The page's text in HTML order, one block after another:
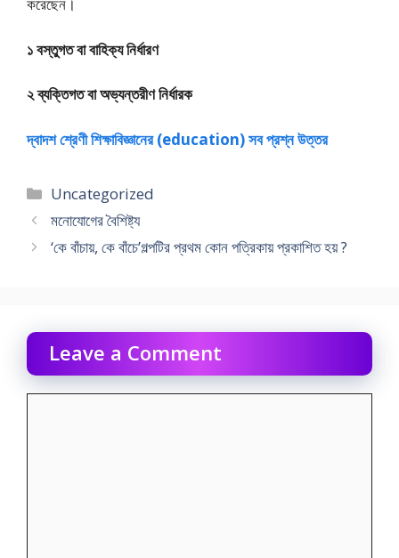
১ বস্তুগত বা বাহিক্য নির্ধারণ
২ ব্যক্তিগত বা অভ্যন্তরীণ নির্ধারক
দ্বাদশ শ্রেণী শিক্ষাবিজ্ঞানের (education) সব প্রশ্ন উত্তর
Categories
Uncategorized
মনোযোগের বৈশিষ্ট্য
‘কে বাঁচায়, কে বাঁচে’গল্পটির প্রথম কোন পত্রিকায় প্রকাশিত হয় ?
Leave a Comment